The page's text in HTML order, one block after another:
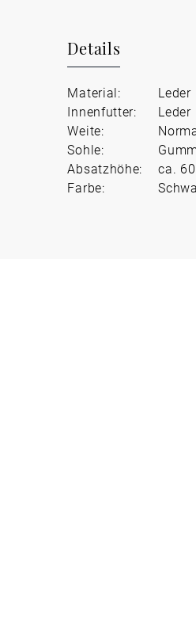
Details
Material:
Leder
Innenfutter:
Leder
Weite:
Sohle:
Absatzhöhe:
ca.
Farbe: